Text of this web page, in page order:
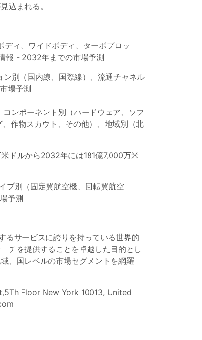
込まれる。
ィ、ワイドボディ、ターボプロッ
報 - 2032年までの市場予測
別（国内線、国際線）、流通チャネル
場予測
ンポーネント別（ハードウェア、ソフ
作物スカウト、その他）、地域別（北
ドルから2032年には181億7,000万米
プ別（固定翼航空機、回転翼航空
予測
るサービスに誇りを持っている世界的
チを提供することを卓越した目的とし
、国レベルの市場セグメントを網羅
Floor New York 10013, United